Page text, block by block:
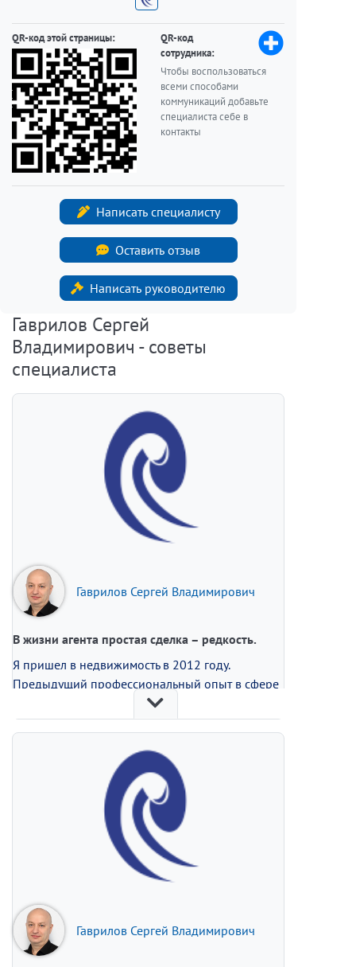
QR-код этой страницы:
QR-код
сотрудника:
Чтобы воспользоваться
всеми способами
коммуникаций добавьте
специалиста себе в
контакты
Написать специалисту
Оставить отзыв
Написать руководителю
Гаврилов Сергей
Владимирович - советы
специалиста
Гаврилов Сергей Владимирович
В жизни агента простая сделка – редкость.
Я пришел в недвижимость в 2012 году.
Предыдущий профессиональный опыт в сфере
ВЭД по импорту продуктов питания и
экспортная деятельность по поставке
пиломатериалов в страны Скандинавии очень
помогли мне в новой сфере.
За годы работы в компании я прошел путь от
стажера до эксперта-наставника. Это был
интересный путь, наполненный решением
сложных задач, встречами с разными людьми,
постоянным развитием и профессиональными
В жизни агента простая сделка – редкость.
Бывает, что даже сделка по прямой продаже
затягивается и по разным причинам может
Гаврилов Сергей Владимирович